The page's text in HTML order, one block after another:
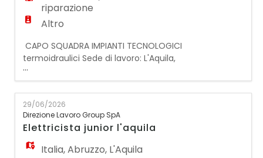
riparazione
Altro
CAPO SQUADRA IMPIANTI TECNOLOGICI
termoidraulici Sede di lavoro: L'Aquila,
provincia dell'Aquila, Teramo e Rieti
Direzione Lavoro spa filiale di L'Aquila Per
importante azienda operante nel settore
dell'impiantistica tecnologica civile e
industriale ricerca di un: CAPO SQUADRA
impianti termoidraulici La risorsa entrerà a
far parte di una re
...
29/06/2026
Direzione Lavoro Group SpA
Elettricista junior l'aquila
Italia,Abruzzo, L'Aquila